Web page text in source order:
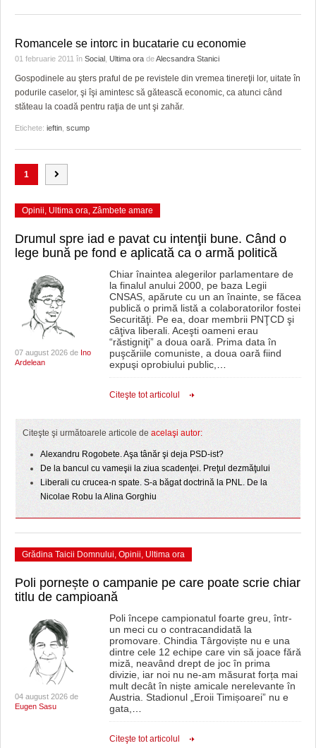
Romancele se intorc in bucatarie cu economie
01 februarie 2011 în Social Ultima ora deAlecsandra Stanici
Gospodinele au şters praful de pe revistele din vremea tinereţii lor, uitate în
podurile caselor, şi îşi amintesc să gătească economic, ca atunci când
stăteau la coadă pentru raţia de unt şi zahăr.
Etichete: ieftin scump
1
Opinii, Ultima ora, Zâmbete amare
Drumul spre iad e pavat cu intenţii bune. Când o
lege bună pe fond e aplicată ca o armă politică
07 august 2026 de Ino
Ardelean
Chiar înaintea alegerilor parlamentare de
la finalul anului 2000, pe baza Legii
CNSAS, apărute cu un an înainte, se făcea
publică o primă listă a colaboratorilor fostei
Securităţi. Pe ea, doar membrii PNŢCD şi
câţiva liberali. Aceşti oameni erau
“răstigniţi” a doua oară. Prima data în
puşcăriile comuniste, a doua oară fiind
expuşi oprobiului public,
Citeşte tot articolul
Citeşte şi următoarele articole de acelaşi autor:
Alexandru Rogobete. Aşa tânăr şi deja PSD-ist?
De la bancul cu vameşii la ziua scadenţei. Preţul dezmăţului
Liberali cu crucea-n spate. S-a băgat doctrină la PNL. De la
Nicolae Robu la Alina Gorghiu
Grădina Taicii Domnului, Opinii, Ultima ora
Poli pornește o campanie pe care poate scrie chiar
titlu de campioană
04 august 2026 de
Eugen Sasu
Poli începe campionatul foarte greu, într-
un meci cu o contracandidată la
promovare. Chindia Târgoviște nu e una
dintre cele 12 echipe care vin să joace fără
miză, neavând drept de joc în prima
divizie, iar noi nu ne-am măsurat forța mai
mult decât în niște amicale nerelevante în
Austria. Stadionul „Eroii Timișoarei” nu e
gata,
Citeşte tot articolul